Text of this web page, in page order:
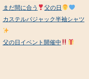
まだ間に合う
父の日
カステルバジャック半袖シャツ
父の日イベント開催中